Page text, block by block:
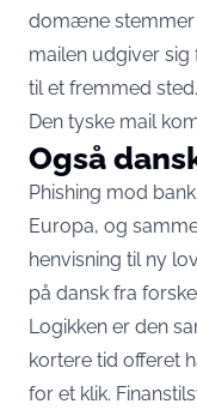
domæne stemmer
mailen udgiver
til et fremmed sted.
Den tyske mail
Også
Phishing mod
Europa, og
henvisning til ny
på dansk fra
Logikken er den
kortere tid offeret
for et klik.